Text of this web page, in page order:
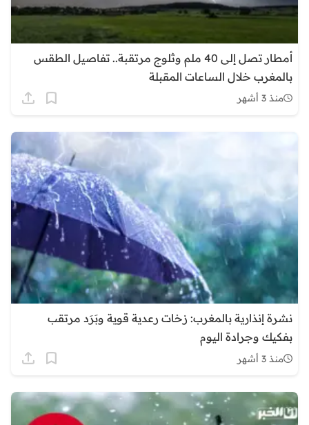
أمطار تصل إلى 40 ملم وثلوج مرتقبة.. تفاصيل الطقس
بالمغرب خلال الساعات المقبلة
منذ 3 أشهر
نشرة إنذارية بالمغرب: زخات رعدية قوية وبَرَد مرتقب
بفكيك وجرادة اليوم
منذ 3 أشهر